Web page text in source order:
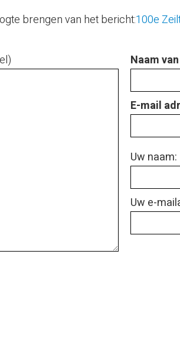
brengen van het bericht:100e
Naam
E-mail
Uw naam:
Uw e-